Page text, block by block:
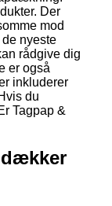
Der
mod
nyeste
rådgive dig
er også
inkluderer
du
Tagpap &